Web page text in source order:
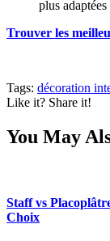
plus
Trouver les
Tags: décoration
Like it? Share it!
You May
Staff vs
Choix